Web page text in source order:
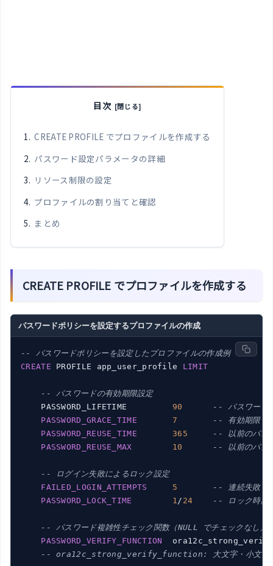
目次
CREATE PROFILE でプロファイルを作成する
パスワード設定パラメータの詳細
リソース制限の設定
プロファイルの割り当てと確認
まとめ
CREATE PROFILE でプロファイルを作成する
パスワードポリシーを設定するプロファイルの作成
-- パスワードポリシーを設定したプロファイルの作成例
CREATE PROFILE app_user_profile LIMIT
-- パスワードの有効期限設定
    PASSWORD_LIFETIME
90
-- パスワード
PASSWORD_GRACE_TIME
7
-- 有効期限切
PASSWORD_REUSE_TIME
365
-- 以前のパス
PASSWORD_REUSE_MAX
10 -- 以前のパス
-- ログイン失敗によるロック設定
FAILED_LOGIN_ATTEMPTS
5
-- 連続失敗し
PASSWORD_LOCK_TIME
1 / 24 -- ロック時間
-- パスワード複雑性チェック関数（NULL でチェックなし）
PASSWORD_VERIFY_FUNCTION
-- ora12c_strong_verify_function: 大文字・小文字・数